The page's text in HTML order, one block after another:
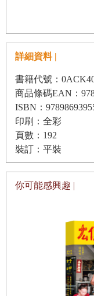
在日常生活中經常
氣」，指出相宜的飲
源源不絕，五臟盡得
藥膳在近年來蔚為
詳細資料 |
書籍代號：
商品條碼EAN：
ISBN：
印刷：全彩
頁數：192
裝訂：平裝
你可能感興趣 |